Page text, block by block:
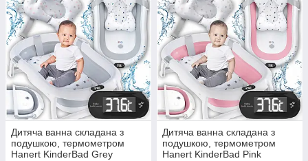
Дитяча ванна складана з
подушкою, термометром
Hanert KinderBad Grey
Дитяча ванна складана з
подушкою, термометром
Hanert KinderBad Pink